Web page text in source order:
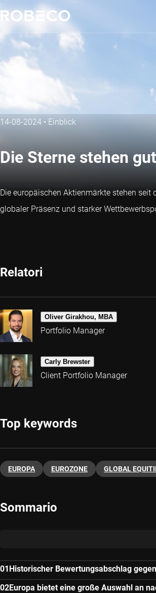
14-08-2024 • Einblick
Die Sterne stehen
Die europäischen Aktienmärkte stehen seit
globaler Präsenz und starker
Relatori
Oliver Girakhou, MBA
Portfolio Manager
Carly Brewster
Client Portfolio Manager
Top keywords
EUROPA EUROZONE GLOBAL
Sommario
Historischer Bewertungsabschlag
Europa bietet eine große Auswahl an